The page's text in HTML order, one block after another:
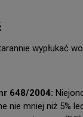
wypłukać
648/2004:
nie mniej niż 5%